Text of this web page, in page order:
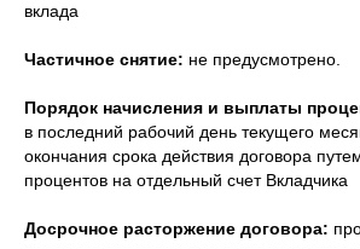
вклада
Частичное снятие: не предусмотрено.
Порядок начисления и выплаты
в последний рабочий день текущего
окончания срока действия договора
процентов на отдельный счет Вкладчика
Досрочное расторжение договора: